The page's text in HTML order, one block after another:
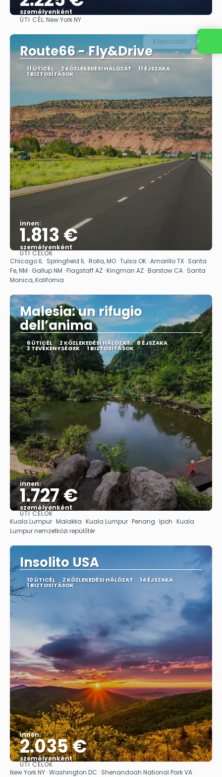
személyenként
ÚTI CÉL:New York NY
Route66 - Fly&Drive
11 ÚTICÉL 2 KÖZLEKEDÉSI HÁLÓZAT 11 ÉJSZAKA
1 BIZTOSÍTÁSOK
innen:
1.813 €
személyenként
Megnézem
ÚTI CÉLOK
Chicago IL · Springfield IL · Rolla, MO · Tulsa OK · Amarillo TX · Santa
Fe, NM · Gallup NM · Flagstaff AZ · Kingman AZ · Barstow CA · Santa
Monica, Kalifornia
Malesia: un rifugio
dell’anima
6 ÚTICÉL 2 KÖZLEKEDÉSI HÁLÓZAT 8 ÉJSZAKA
3 TEVÉKENYSÉGEK 1 BIZTOSÍTÁSOK
innen:
1.727 €
személyenként
Megnézem
ÚTI CÉLOK
Kuala Lumpur · Malakka · Kuala Lumpur · Penang · Ipoh · Kuala
Lumpur nemzetközi repülőtér
Insolito USA
10 ÚTICÉL 2 KÖZLEKEDÉSI HÁLÓZAT 14 ÉJSZAKA
1 BIZTOSÍTÁSOK
innen:
2.035 €
személyenként
Megnézem
ÚTI CÉLOK
New York NY · Washington DC · Shenandoah National Park VA ·